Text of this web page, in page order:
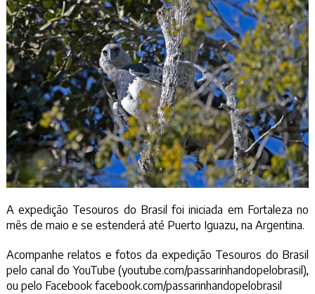
A expedição Tesouros do Brasil foi iniciada em Fortaleza no
mês de maio e se estenderá até Puerto Iguazu, na Argentina.
Acompanhe relatos e fotos da expedição Tesouros do Brasil
pelo canal do YouTube (youtube.com/passarinhandopelobrasil),
ou pelo Facebook facebook.com/passarinhandopelobrasil